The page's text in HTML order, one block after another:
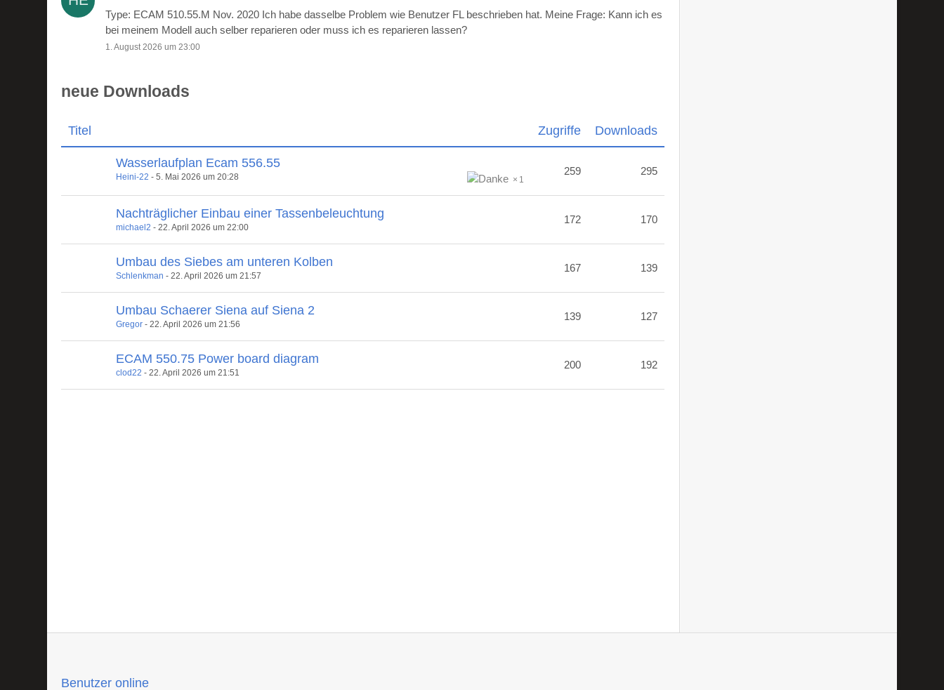
Type: ECAM 510.55.M Nov. 2020 Ich habe dasselbe Problem wie Benutzer FL beschrieben hat. Meine Frage: Kann ich es
bei meinem Modell auch selber reparieren oder muss ich es reparieren lassen?
1. August 2026 um 23:00
neue Downloads
Titel Zugriffe Downloads
Wasserlaufplan Ecam 556.55
1
Heini-22 -5. Mai 2026 um 20:28 259 295
Nachträglicher Einbau einer Tassenbeleuchtung
michael2 -22. April 2026 um 22:00
172 170
Umbau des Siebes am unteren Kolben
Schlenkman -22. April 2026 um 21:57
167 139
Umbau Schaerer Siena auf Siena 2
Gregor -22. April 2026 um 21:56
139 127
ECAM 550.75 Power board diagram
clod22 -22. April 2026 um 21:51
200 192
Benutzer online